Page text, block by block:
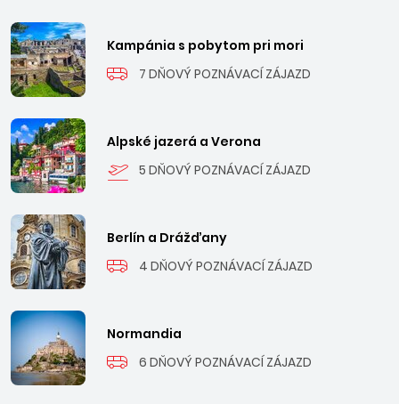
Kampánia s pobytom pri mori
7 DŇOVÝ POZNÁVACÍ ZÁJAZD
Alpské jazerá a Verona
5 DŇOVÝ POZNÁVACÍ ZÁJAZD
Berlín a Drážďany
4 DŇOVÝ POZNÁVACÍ ZÁJAZD
Normandia
6 DŇOVÝ POZNÁVACÍ ZÁJAZD